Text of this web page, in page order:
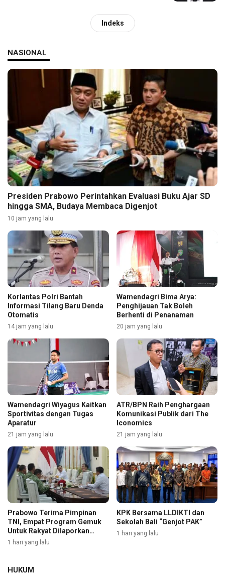
Indeks
NASIONAL
Presiden Prabowo Perintahkan Evaluasi Buku Ajar SD
hingga SMA, Budaya Membaca Digenjot
10 jam yang lalu
Korlantas Polri Bantah
Informasi Tilang Baru Denda
Otomatis
14 jam yang lalu
Wamendagri Bima Arya:
Penghijauan Tak Boleh
Berhenti di Penanaman
20 jam yang lalu
Wamendagri Wiyagus Kaitkan
Sportivitas dengan Tugas
Aparatur
21 jam yang lalu
ATR/BPN Raih Penghargaan
Komunikasi Publik dari The
Iconomics
21 jam yang lalu
Prabowo Terima Pimpinan
TNI, Empat Program Gemuk
Untuk Rakyat Dilaporkan
Selengkapnya
1 hari yang lalu
KPK Bersama LLDIKTI dan
Sekolah Bali “Genjot PAK”
1 hari yang lalu
HUKUM